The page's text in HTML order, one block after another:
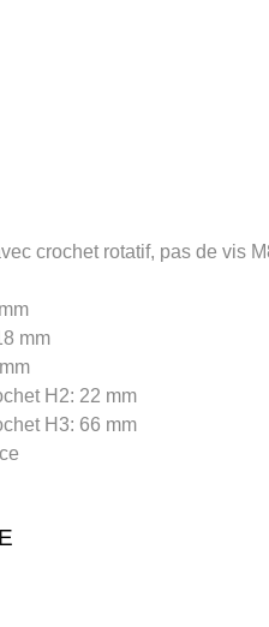
crochet rotatif, pas de vis
mm
H2: 22 mm
H3: 66 mm